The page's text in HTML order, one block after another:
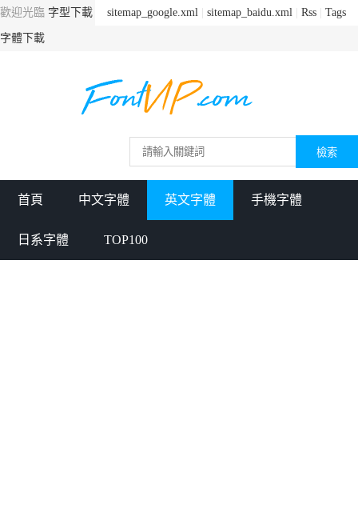
sitemap_google.xml sitemap_baidu.xml Rss Tags
歡迎光臨 字型下載
字體下載
首頁 中文字體 英文字體 手機字體
日系字體 TOP100